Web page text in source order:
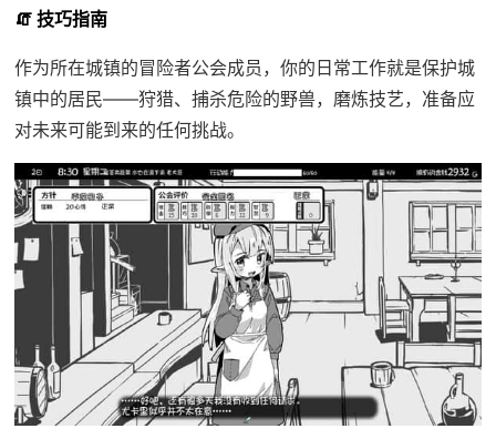
🧯 技巧指南
作为所在城镇的冒险者公会成员，你的日常工作就是保护城
镇中的居民——狩猎、捕杀危险的野兽，磨炼技艺，准备应
对未来可能到来的任何挑战。